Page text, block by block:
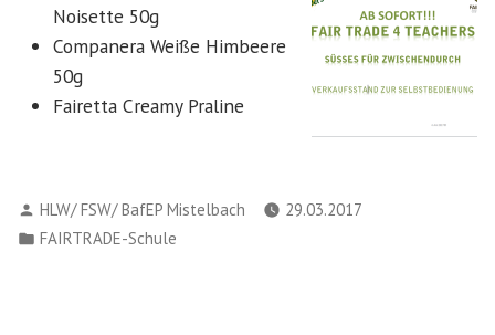
Noisette 50g
Companera Weiße Himbeere
50g
Fairetta Creamy Praline
Verfasst
von
HLW/ FSW/ BafEP Mistelbach
29.03.2017
Veröffentlicht
FAIRTRADE-Schule